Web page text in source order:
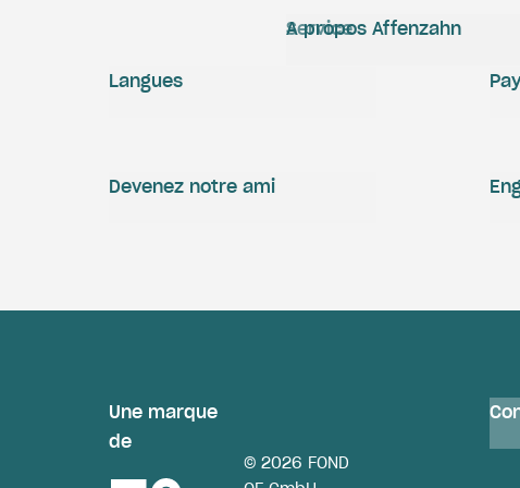
Service
A propos Affenzahn
Devenez notre ami
Langues
Une marque
de
© 2026 FOND